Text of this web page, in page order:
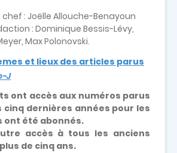
: Joëlle Allouche-Benayoun
: Dominique Bessis-Lévy,
Max Polonovski.
et lieux des articles parus
J
ont accès aux numéros parus
cinq dernières années pour les
ont été abonnés.
accès à tous les anciens
de cinq ans.